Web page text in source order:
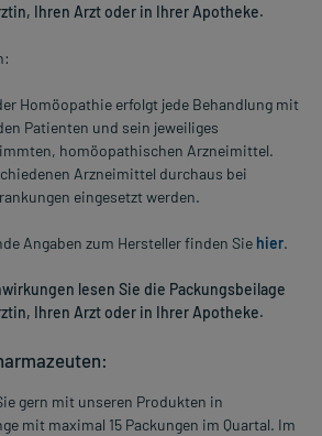
Ihren Arzt oder in Ihrer Apotheke.
Homöopathie erfolgt jede Behandlung mit
Patienten und sein jeweiliges
homöopathischen Arzneimittel.
Arzneimittel durchaus bei
eingesetzt werden.
Angaben zum Hersteller finden Sie hier.
lesen Sie die Packungsbeilage
Ihren Arzt oder in Ihrer Apotheke.
gern mit unseren Produkten in
mit maximal 15 Packungen im Quartal. Im